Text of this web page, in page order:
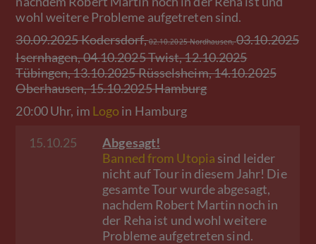
wohl weitere Probleme aufgetreten sind.
30.09.2025 Kodersdorf,02.10.2025 Nordhausen,03.10.2025
Isernhagen, 04.10.2025 Twist, 12.10.2025
Tübingen, 13.10.2025 Rüsselsheim, 14.10.2025
Oberhausen, 15.10.2025 Hamburg
20:00 Uhr, im Logo in Hamburg
15.10.25
Abgesagt!
Banned from Utopia sind leider
nicht auf Tour in diesem Jahr! Die
gesamte Tour wurde abgesagt,
nachdem Robert Martin noch in
der Reha ist und wohl weitere
Probleme aufgetreten sind.